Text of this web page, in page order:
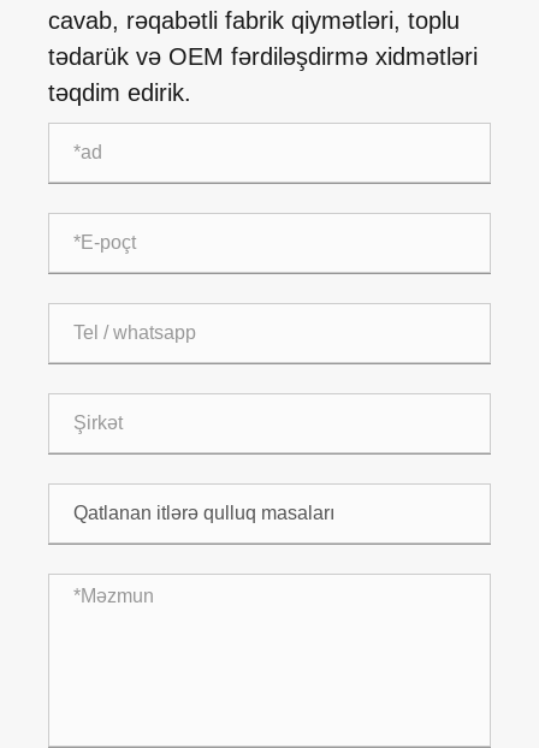
cavab, rəqabətli fabrik qiymətləri, toplu
tədarük və OEM fərdiləşdirmə xidmətləri
təqdim edirik.